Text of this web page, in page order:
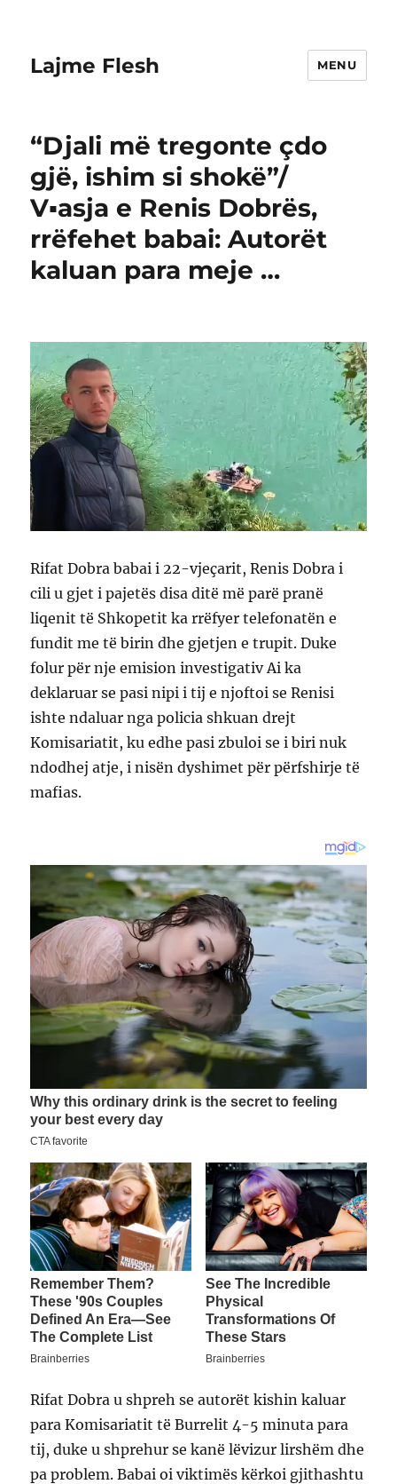
Lajme Flesh MENU
“Djali më tregonte çdo
gjë, ishim si shokë”/
V▪︎asja e Renis Dobrës,
rrëfehet babai: Autorët
kaluan para meje …
Rifat Dobra babai i 22-vjeçarit, Renis Dobra i
cili u gjet i pajetës disa ditë më parë pranë
liqenit të Shkopetit ka rrëfyer telefonatën e
fundit me të birin dhe gjetjen e trupit. Duke
folur për nje emision investigativ Ai ka
deklaruar se pasi nipi i tij e njoftoi se Renisi
ishte ndaluar nga policia shkuan drejt
Komisariatit, ku edhe pasi zbuloi se i biri nuk
ndodhej atje, i nisën dyshimet për përfshirje të
mafias.
Rifat Dobra u shpreh se autorët kishin kaluar
para Komisariatit të Burrelit 4-5 minuta para
tij, duke u shprehur se kanë lëvizur lirshëm dhe
pa problem. Babai oi viktimës kërkoi gjithashtu